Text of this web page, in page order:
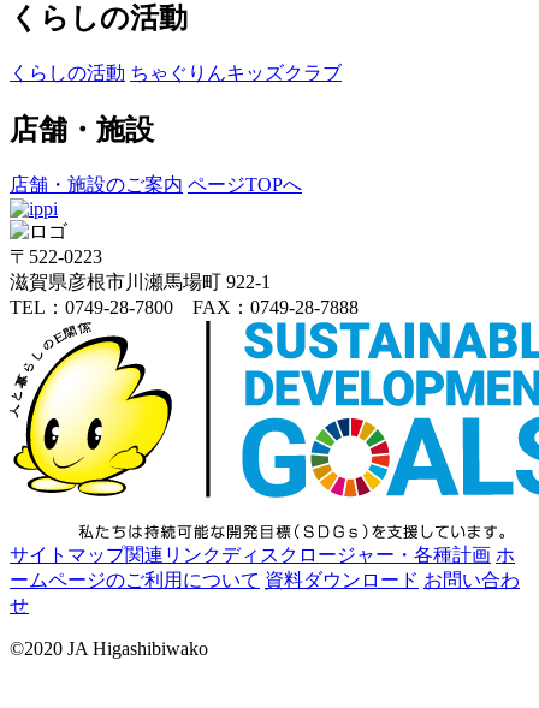
くらしの活動
くらしの活動 ちゃぐりんキッズクラブ
店舗・施設
店舗・施設のご案内 ページTOPへ
〒522-0223
滋賀県彦根市川瀬馬場町 922-1
TEL：0749-28-7800 FAX：0749-28-7888
サイトマップ関連リンクディスクロージャー・各種計画 ホ
ームページのご利用について 資料ダウンロード お問い合わ
せ
©2020 JA Higashibiwako